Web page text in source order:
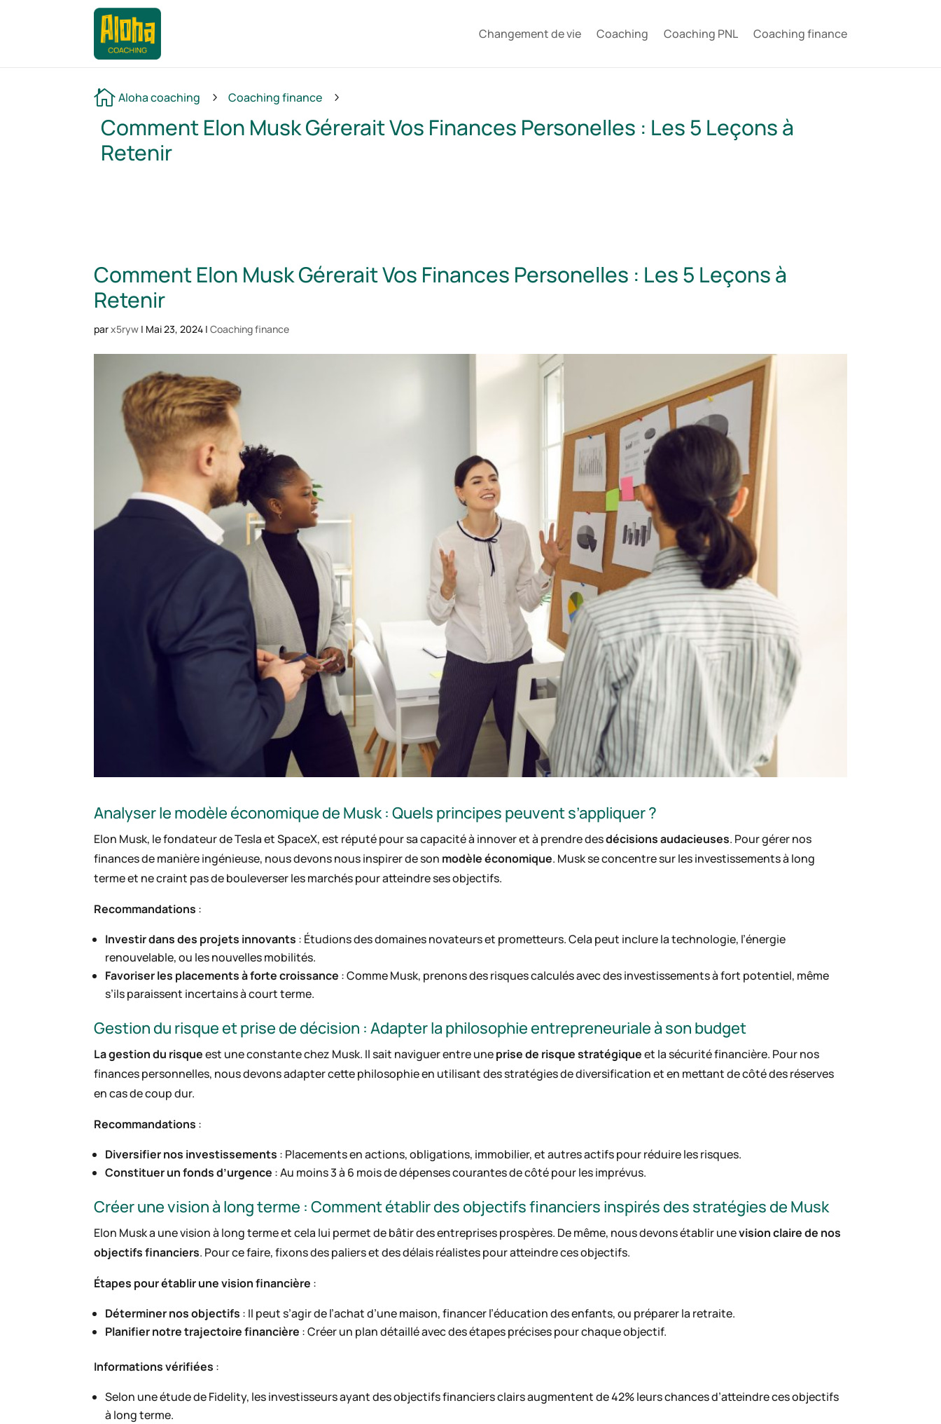
Changement de vie Coaching Coaching PNL Coaching finance
 Aloha coaching 5 Coaching finance 5
Comment Elon Musk Gérerait Vos Finances Personelles : Les 5 Leçons à
Retenir
Comment Elon Musk Gérerait Vos Finances Personelles : Les 5 Leçons à
Retenir
parx5ryw | Mai 23, 2024 |Coaching finance
Analyser le modèle économique de Musk : Quels principes peuvent s’appliquer ?
Elon Musk, le fondateur de Tesla et SpaceX, est réputé pour sa capacité à innover et à prendre desdécisions audacieuses. Pour gérer nos
finances de manière ingénieuse, nous devons nous inspirer de son modèle économique. Musk se concentre sur les investissements à long
terme et ne craint pas de bouleverser les marchés pour atteindre ses objectifs.
Recommandations :
Investir dans des projets innovants : Étudions des domaines novateurs et prometteurs. Cela peut inclure la technologie, l’énergie
renouvelable, ou les nouvelles mobilités.
Favoriser les placements à forte croissance : Comme Musk, prenons des risques calculés avec des investissements à fort potentiel, même
s’ils paraissent incertains à court terme.
Gestion du risque et prise de décision : Adapter la philosophie entrepreneuriale à son budget
La gestion du risqueest une constante chez Musk. Il sait naviguer entre uneprise de risque stratégiqueet la sécurité financière. Pour nos
finances personnelles, nous devons adapter cette philosophie en utilisant des stratégies de diversification et en mettant de côté des réserves
en cas de coup dur.
Recommandations :
Diversifier nos investissements : Placements en actions, obligations, immobilier, et autres actifs pour réduire les risques.
Constituer un fonds d’urgence : Au moins 3 à 6 mois de dépenses courantes de côté pour les imprévus.
Créer une vision à long terme : Comment établir des objectifs financiers inspirés des stratégies de Musk
Elon Musk a une vision à long terme et cela lui permet de bâtir des entreprises prospères. De même, nous devons établir unevision claire de nos
objectifs financiers. Pour ce faire, fixons des paliers et des délais réalistes pour atteindre ces objectifs.
Étapes pour établir une vision financière :
Déterminer nos objectifs : Il peut s’agir de l’achat d’une maison, financer l’éducation des enfants, ou préparer la retraite.
Planifier notre trajectoire financière : Créer un plan détaillé avec des étapes précises pour chaque objectif.
Informations vérifiées :
Selon une étude de Fidelity, les investisseurs ayant des objectifs financiers clairs augmentent de 42% leurs chances d’atteindre ces objectifs
à long terme.